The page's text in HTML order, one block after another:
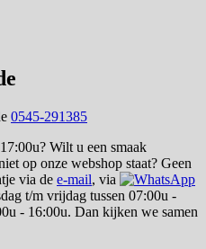
0545-291385
Wilt u een smaak
op onze webshop staat? Geen
via de e-mail, via
t/m vrijdag tussen 07:00u -
- 16:00u. Dan kijken we samen